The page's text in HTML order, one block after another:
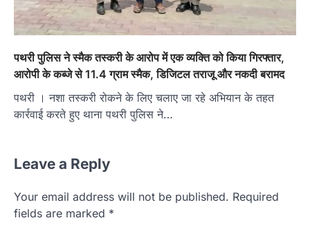
पथरी पुलिस ने स्मैक तस्करी के आरोप में एक व्यक्ति को किया गिरफ्तार,
आरोपी के कब्जे से 11.4 ग्राम स्मैक, डिजिटल तराजू और नकदी बरामद
पथरी । नशा तस्करी रोकने के लिए चलाए जा रहे अभियान के तहत
कार्रवाई करते हुए थाना पथरी पुलिस ने…
Leave a Reply
Your email address will not be published. Required
fields are marked *